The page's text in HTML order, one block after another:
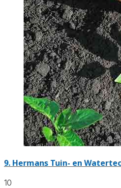
9. Hermans Tuin- en
10